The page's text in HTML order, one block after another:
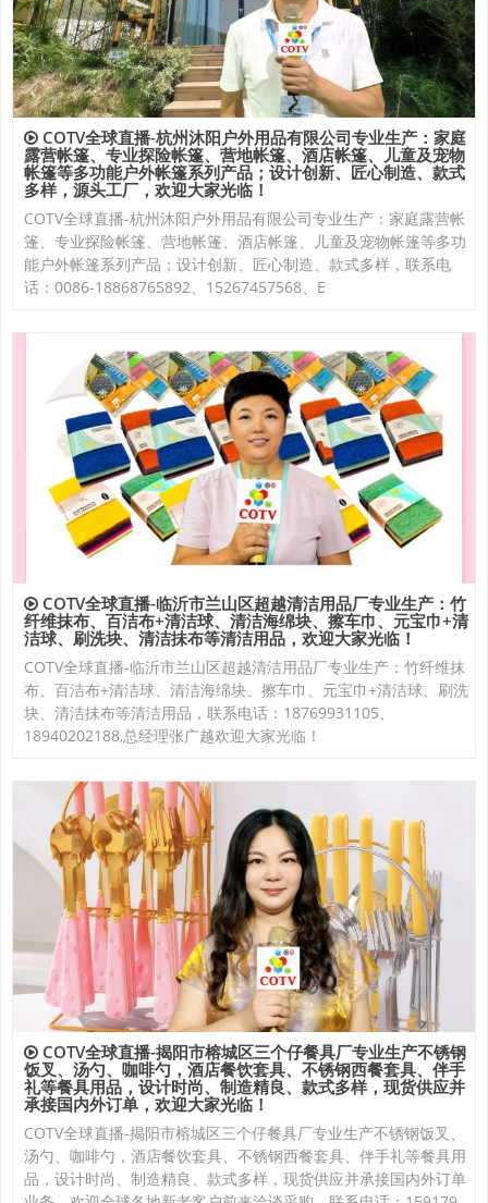
COTV全球直播-杭州沐阳户外用品有限公司专业生产：家庭
露营帐篷、专业探险帐篷、营地帐篷、酒店帐篷、儿童及宠物
帐篷等多功能户外帐篷系列产品；设计创新、匠心制造、款式
多样，源头工厂，欢迎大家光临！
COTV全球直播-杭州沐阳户外用品有限公司专业生产：家庭露营帐
篷、专业探险帐篷、营地帐篷、酒店帐篷、儿童及宠物帐篷等多功
能户外帐篷系列产品；设计创新、匠心制造、款式多样，联系电
话：0086-18868765892、15267457568、E
COTV全球直播-临沂市兰山区超越清洁用品厂专业生产：竹
纤维抹布、百洁布+清洁球、清洁海绵块、擦车巾、元宝巾+清
洁球、刷洗块、清洁抺布等清洁用品，欢迎大家光临！
COTV全球直播-临沂市兰山区超越清洁用品厂专业生产：竹纤维抹
布、百洁布+清洁球、清洁海绵块、擦车巾、元宝巾+清洁球、刷洗
块、清洁抺布等清洁用品，联系电话：18769931105、
18940202188,总经理张广越欢迎大家光临！
COTV全球直播-揭阳市榕城区三个仔餐具厂专业生产不锈钢
饭叉、汤勺、咖啡勺，酒店餐饮套具、不锈钢西餐套具、伴手
礼等餐具用品，设计时尚、制造精良、款式多样，现货供应并
承接国内外订单，欢迎大家光临！
COTV全球直播-揭阳市榕城区三个仔餐具厂专业生产不锈钢饭叉、
汤勺、咖啡勺，酒店餐饮套具、不锈钢西餐套具、伴手礼等餐具用
品，设计时尚、制造精良、款式多样，现货供应并承接国内外订单